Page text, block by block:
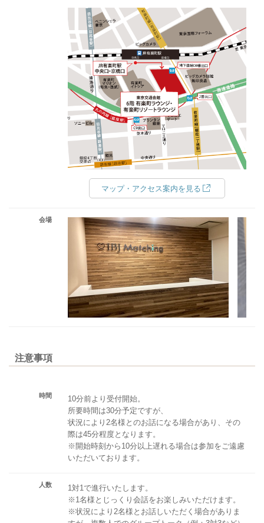
マップ・アクセス案内を見る
会場
注意事項
時間
10分前より受付開始。
所要時間は30分予定ですが、
状況により2名様とのお話になる場合があり、その
際は45分程度となります。
※開始時刻から10分以上遅れる場合は参加をご遠慮
いただいております。
人数
1対1で進行いたします。
※1名様とじっくり会話をお楽しみいただけます。
※状況により2名様とお話しいただく場合がありま